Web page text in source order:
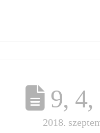
9, 4,
2018.